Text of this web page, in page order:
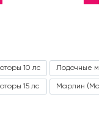
10 лс
15 лс
Лодочные
Марлин